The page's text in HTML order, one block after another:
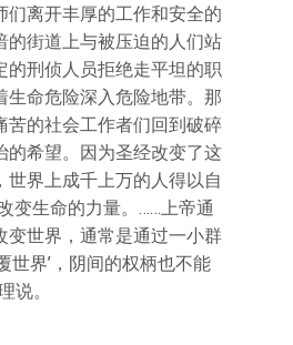
们离开丰厚的工作和安全的
的街道上与被压迫的人们站
的刑侦人员拒绝走平坦的职
生命危险深入危险地带。那
苦的社会工作者们回到破碎
的希望。因为圣经改变了这
世界上成千上万的人得以自
变生命的力量。……上帝通
变世界，通常是通过一小群
世界’，阴间的权柄也不能
说。